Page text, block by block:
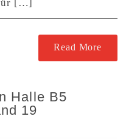
für […]
Read More
Halle B5
19